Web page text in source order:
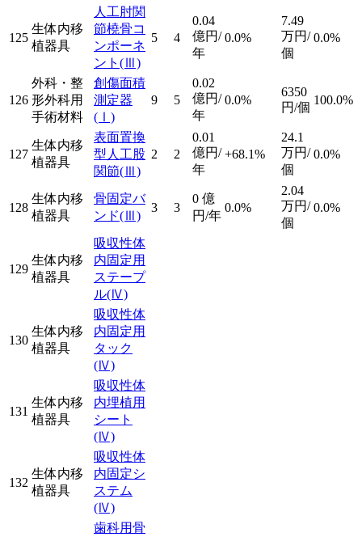
125
生体内移
植器具
人工肘関
節橈骨コ
ンポーネ
ント (Ⅲ)
5 4
0.04
億円/
年
0.0%
7.49
万円/
個
0.0%
126
外科・整
形外科用
手術材料
創傷面積
測定器
(Ⅰ)
9 5
0.02
億円/
年
0.0%
6350
円/個
100.0%
127
生体内移
植器具
表面置換
型人工股
関節(Ⅲ)
2 2
0.01
億円/
年
+68.1%
24.1
万円/
個
0.0%
128
生体内移
植器具
骨固定バ
ンド(Ⅲ)
3 3
0 億
円/年
0.0%
2.04
万円/
個
0.0%
129
生体内移
植器具
吸収性体
内固定用
ステープ
ル(Ⅳ)
130
生体内移
植器具
吸収性体
内固定用
タック
(Ⅳ)
131
生体内移
植器具
吸収性体
内埋植用
シート
(Ⅳ)
132
生体内移
植器具
吸収性体
内固定シ
ステム
(Ⅳ)
歯科用骨